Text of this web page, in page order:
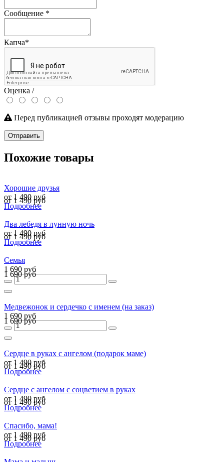
Сообщение *
Капча*
Оценка /
Перед публикацией отзывы проходят модерацию
Отправить
Похожие товары
Хорошие друзья
от 1 490 руб
от 1 490 руб
Подробнее
Два лебедя в лунную ночь
от 1 490 руб
от 1 490 руб
Подробнее
Семья
1 690 руб
1 690 руб
Медвежонок и сердечко с именем (на заказ)
1 690 руб
1 690 руб
Сердце в руках с ангелом (подарок маме)
от 1 490 руб
от 1 490 руб
Подробнее
Сердце c ангелом с соцветием в руках
от 1 490 руб
от 1 490 руб
Подробнее
Спасибо, мама!
от 1 490 руб
от 1 490 руб
Подробнее